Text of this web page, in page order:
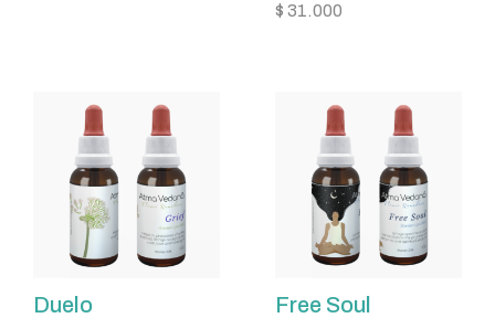
$ 31.000
Duelo Free Soul